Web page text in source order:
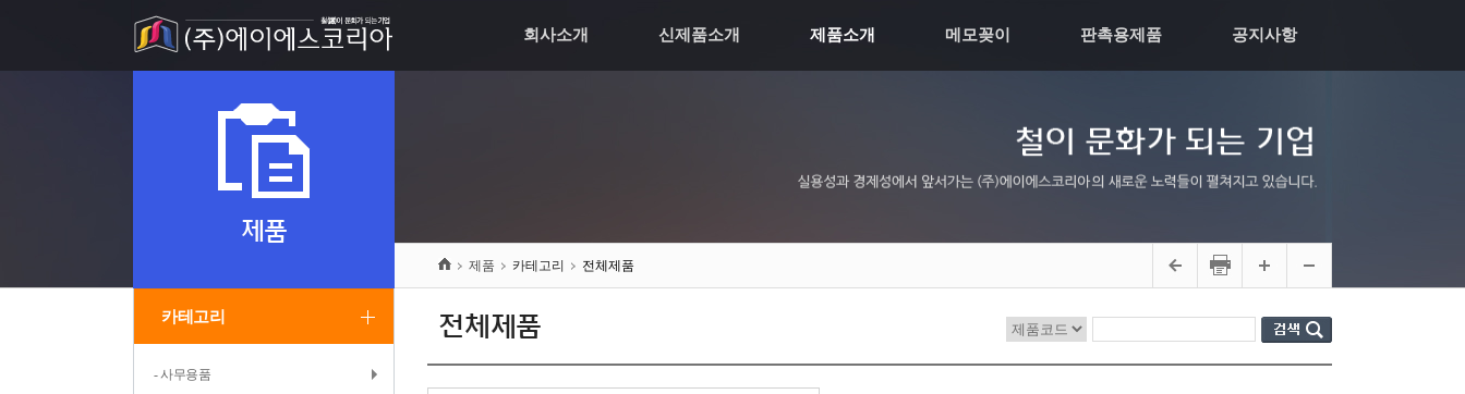
공지사항
판촉용제품
메모꽂이
제품소개
신제품소개
회사소개
제품
카테고리
- 사무용품
제품 카테고리 전체제품
전체제품